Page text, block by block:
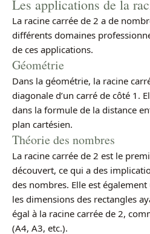
Les applications de la
La racine carrée de 2 a de
différents domaines
de ces applications.
Géométrie
Dans la géométrie, la racine
diagonale d’un carré de côté 1.
dans la formule de la distance
plan cartésien.
Théorie des nombres
La racine carrée de 2 est le
découvert, ce qui a des
des nombres. Elle est
les dimensions des rectangles
égal à la racine carrée de 2,
(A4, A3, etc.).